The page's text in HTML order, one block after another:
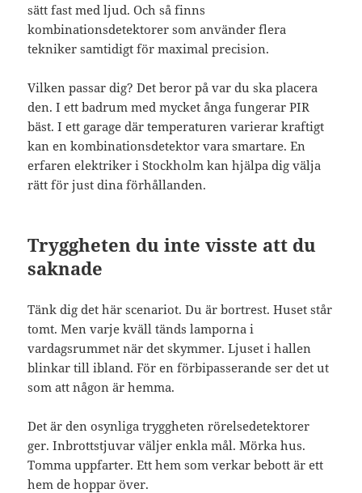
sätt fast med ljud. Och så finns
kombinationsdetektorer som använder flera
tekniker samtidigt för maximal precision.
Vilken passar dig? Det beror på var du ska placera
den. I ett badrum med mycket ånga fungerar PIR
bäst. I ett garage där temperaturen varierar kraftigt
kan en kombinationsdetektor vara smartare. En
erfaren elektriker i Stockholm kan hjälpa dig välja
rätt för just dina förhållanden.
Tryggheten du inte visste att du
saknade
Tänk dig det här scenariot. Du är bortrest. Huset står
tomt. Men varje kväll tänds lamporna i
vardagsrummet när det skymmer. Ljuset i hallen
blinkar till ibland. För en förbipasserande ser det ut
som att någon är hemma.
Det är den osynliga tryggheten rörelsedetektorer
ger. Inbrottstjuvar väljer enkla mål. Mörka hus.
Tomma uppfarter. Ett hem som verkar bebott är ett
hem de hoppar över.